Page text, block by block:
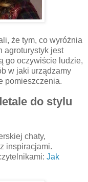
że tym, co wyróżnia
agroturystyk jest
go oczywiście ludzie,
w jaki urządzamy
pomieszczenia.
do stylu
chaty,
inspiracjami.
Jak